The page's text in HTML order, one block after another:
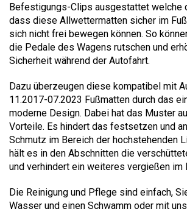
Befestigungs-Clips ausgestattet welche
dass diese Allwettermatten sicher im
sich nicht frei bewegen können. So
die Pedale des Wagens rutschen und
Sicherheit während der Autofahrt.
Dazu überzeugen diese kompatibel mit
11.2017-07.2023 Fußmatten durch das
moderne Design. Dabei hat das Muster
Vorteile. Es hindert das festsetzen und
Schmutz im Bereich der hochstehenden
hält es in den Abschnitten die
und verhindert ein weiteres vergießen im
Die Reinigung und Pflege sind einfach,
Wasser und einen Schwamm oder mit